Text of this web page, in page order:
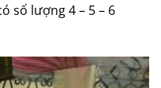
số lượng 4 – 5 – 6